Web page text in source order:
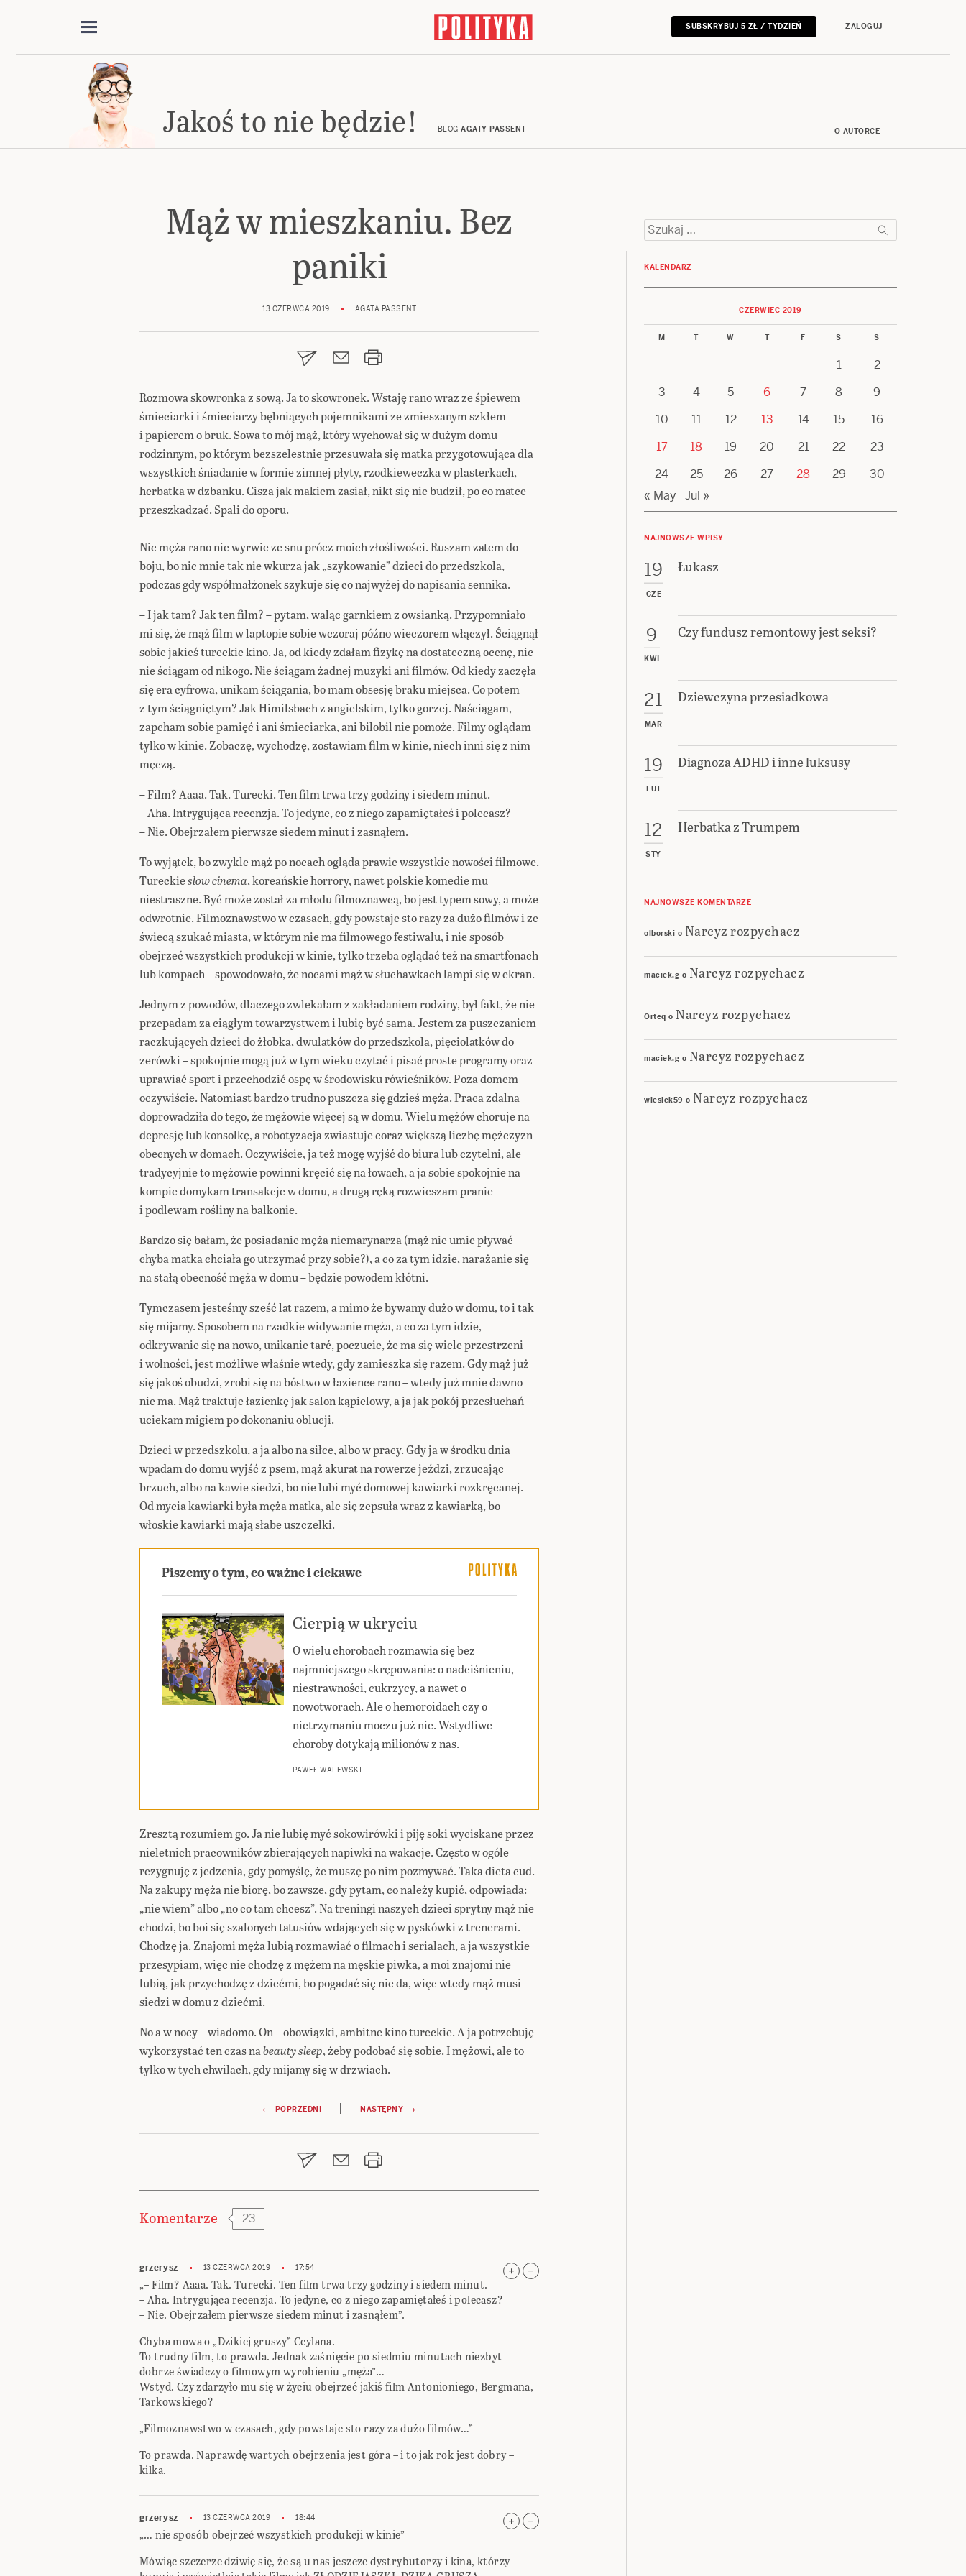
SUBSKRYBUJ 5 ZŁ / TYDZIEŃ ZALOGUJ
Jakoś to nie będzie! BLOG AGATY PASSENT O AUTORCE
Mąż w mieszkaniu. Bez
paniki
13 CZERWCA 2019 AGATA PASSENT
Rozmowa skowronka z sową. Ja to skowronek. Wstaję rano wraz ze śpiewem
śmieciarki i śmieciarzy bębniących pojemnikami ze zmieszanym szkłem
i papierem o bruk. Sowa to mój mąż, który wychował się w dużym domu
rodzinnym, po którym bezszelestnie przesuwała się matka przygotowująca dla
wszystkich śniadanie w formie zimnej płyty, rzodkieweczka w plasterkach,
herbatka w dzbanku. Cisza jak makiem zasiał, nikt się nie budził, po co matce
przeszkadzać. Spali do oporu.
Nic męża rano nie wyrwie ze snu prócz moich złośliwości. Ruszam zatem do
boju, bo nic mnie tak nie wkurza jak „szykowanie” dzieci do przedszkola,
podczas gdy współmałżonek szykuje się co najwyżej do napisania sennika.
– I jak tam? Jak ten film? – pytam, waląc garnkiem z owsianką. Przypomniało
mi się, że mąż film w laptopie sobie wczoraj późno wieczorem włączył. Ściągnął
sobie jakieś tureckie kino. Ja, od kiedy zdałam fizykę na dostateczną ocenę, nic
nie ściągam od nikogo. Nie ściągam żadnej muzyki ani filmów. Od kiedy zaczęła
się era cyfrowa, unikam ściągania, bo mam obsesję braku miejsca. Co potem
z tym ściągniętym? Jak Himilsbach z angielskim, tylko gorzej. Naściągam,
zapcham sobie pamięć i ani śmieciarka, ani bilobil nie pomoże. Filmy oglądam
tylko w kinie. Zobaczę, wychodzę, zostawiam film w kinie, niech inni się z nim
męczą.
– Film? Aaaa. Tak. Turecki. Ten film trwa trzy godziny i siedem minut.
– Aha. Intrygująca recenzja. To jedyne, co z niego zapamiętałeś i polecasz?
– Nie. Obejrzałem pierwsze siedem minut i zasnąłem.
To wyjątek, bo zwykle mąż po nocach ogląda prawie wszystkie nowości filmowe.
Tureckieslow cinema, koreańskie horrory, nawet polskie komedie mu
niestraszne. Być może został za młodu filmoznawcą, bo jest typem sowy, a może
odwrotnie. Filmoznawstwo w czasach, gdy powstaje sto razy za dużo filmów i ze
świecą szukać miasta, w którym nie ma filmowego festiwalu, i nie sposób
obejrzeć wszystkich produkcji w kinie, tylko trzeba oglądać też na smartfonach
lub kompach – spowodowało, że nocami mąż w słuchawkach lampi się w ekran.
Jednym z powodów, dlaczego zwlekałam z zakładaniem rodziny, był fakt, że nie
przepadam za ciągłym towarzystwem i lubię być sama. Jestem za puszczaniem
raczkujących dzieci do żłobka, dwulatków do przedszkola, pięciolatków do
zerówki – spokojnie mogą już w tym wieku czytać i pisać proste programy oraz
uprawiać sport i przechodzić ospę w środowisku rówieśników. Poza domem
oczywiście. Natomiast bardzo trudno puszcza się gdzieś męża. Praca zdalna
doprowadziła do tego, że mężowie więcej są w domu. Wielu mężów choruje na
depresję lub konsolkę, a robotyzacja zwiastuje coraz większą liczbę mężczyzn
obecnych w domach. Oczywiście, ja też mogę wyjść do biura lub czytelni, ale
tradycyjnie to mężowie powinni kręcić się na łowach, a ja sobie spokojnie na
kompie domykam transakcje w domu, a drugą ręką rozwieszam pranie
i podlewam rośliny na balkonie.
Bardzo się bałam, że posiadanie męża niemarynarza (mąż nie umie pływać –
chyba matka chciała go utrzymać przy sobie?), a co za tym idzie, narażanie się
na stałą obecność męża w domu – będzie powodem kłótni.
Tymczasem jesteśmy sześć lat razem, a mimo że bywamy dużo w domu, to i tak
się mijamy. Sposobem na rzadkie widywanie męża, a co za tym idzie,
odkrywanie się na nowo, unikanie tarć, poczucie, że ma się wiele przestrzeni
i wolności, jest możliwe właśnie wtedy, gdy zamieszka się razem. Gdy mąż już
się jakoś obudzi, zrobi się na bóstwo w łazience rano – wtedy już mnie dawno
nie ma. Mąż traktuje łazienkę jak salon kąpielowy, a ja jak pokój przesłuchań –
uciekam migiem po dokonaniu oblucji.
Dzieci w przedszkolu, a ja albo na siłce, albo w pracy. Gdy ja w środku dnia
wpadam do domu wyjść z psem, mąż akurat na rowerze jeździ, zrzucając
brzuch, albo na kawie siedzi, bo nie lubi myć domowej kawiarki rozkręcanej.
Od mycia kawiarki była męża matka, ale się zepsuła wraz z kawiarką, bo
włoskie kawiarki mają słabe uszczelki.
Piszemy o tym, co ważne i ciekawe
Cierpią w ukryciu
O wielu chorobach rozmawia się bez
najmniejszego skrępowania: o nadciśnieniu,
niestrawności, cukrzycy, a nawet o
nowotworach. Ale o hemoroidach czy o
nietrzymaniu moczu już nie. Wstydliwe
choroby dotykają milionów z nas.
PAWEŁ WALEWSKI
Zresztą rozumiem go. Ja nie lubię myć sokowirówki i piję soki wyciskane przez
nieletnich pracowników zbierających napiwki na wakacje. Często w ogóle
rezygnuję z jedzenia, gdy pomyślę, że muszę po nim pozmywać. Taka dieta cud.
Na zakupy męża nie biorę, bo zawsze, gdy pytam, co należy kupić, odpowiada:
„nie wiem” albo „no co tam chcesz”. Na treningi naszych dzieci sprytny mąż nie
chodzi, bo boi się szalonych tatusiów wdających się w pyskówki z trenerami.
Chodzę ja. Znajomi męża lubią rozmawiać o filmach i serialach, a ja wszystkie
przesypiam, więc nie chodzę z mężem na męskie piwka, a moi znajomi nie
lubią, jak przychodzę z dziećmi, bo pogadać się nie da, więc wtedy mąż musi
siedzi w domu z dziećmi.
No a w nocy – wiadomo. On – obowiązki, ambitne kino tureckie. A ja potrzebuję
wykorzystać ten czas nabeauty sleep, żeby podobać się sobie. I mężowi, ale to
tylko w tych chwilach, gdy mijamy się w drzwiach.
wpisu
← POPRZEDNI | NASTĘPNY →
Komentarze 23
grzerysz 13 CZERWCA 2019 17:54
„– Film? Aaaa. Tak. Turecki. Ten film trwa trzy godziny i siedem minut.
– Aha. Intrygująca recenzja. To jedyne, co z niego zapamiętałeś i polecasz?
– Nie. Obejrzałem pierwsze siedem minut i zasnąłem”.
Chyba mowa o „Dzikiej gruszy” Ceylana.
To trudny film, to prawda. Jednak zaśnięcie po siedmiu minutach niezbyt
dobrze świadczy o filmowym wyrobieniu „męża”…
Wstyd. Czy zdarzyło mu się w życiu obejrzeć jakiś film Antonioniego, Bergmana,
Tarkowskiego?
„Filmoznawstwo w czasach, gdy powstaje sto razy za dużo filmów…”
To prawda. Naprawdę wartych obejrzenia jest góra – i to jak rok jest dobry –
kilka.
grzerysz 13 CZERWCA 2019 18:44
„… nie sposób obejrzeć wszystkich produkcji w kinie”
Mówiąc szczerze dziwię się, że są u nas jeszcze dystrybutorzy i kina, którzy
Szukaj:
KALENDARZ
CZERWIEC 2019
M T W T F S S
1
2
3
4 5 6 7 8
9
10
11 12 13 14 15
16
17
18 19 20 21 22
23
24
25 26 27 28 29
30
« May
Jul »
NAJNOWSZE WPISY
19
CZE
Łukasz
9
KWI
Czy fundusz remontowy jest seksi?
21
MAR
Dziewczyna przesiadkowa
19
LUT
Diagnoza ADHD i inne luksusy
12
STY
Herbatka z Trumpem
NAJNOWSZE KOMENTARZE
olborski o Narcyz rozpychacz
maciek.g o Narcyz rozpychacz
Orteq o Narcyz rozpychacz
maciek.g o Narcyz rozpychacz
wiesiek59 o Narcyz rozpychacz